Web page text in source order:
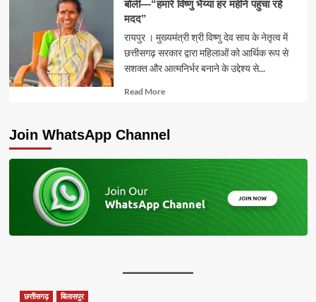
बोलीं—“हमारे विष्णु भैय्या हर महीने पहुंचा रहे
मदद”
रायपुर । मुख्यमंत्री श्री विष्णु देव साय के नेतृत्व में
छत्तीसगढ़ सरकार द्वारा महिलाओं को आर्थिक रूप से
सशक्त और आत्मनिर्भर बनाने के उद्देश्य से...
Read MoreRead
Join WhatsApp Channel
छत्तीसगढ़ बिलासपुर